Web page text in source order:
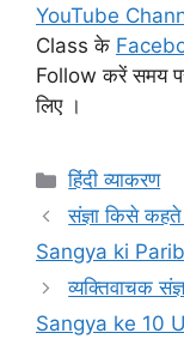
YouTube
Class के
Follow करें समय
लिए ।
हिंदी व्याकरण
संज्ञा किसे
Sangya ki
व्यक्तिवाचक
Sangya ke 10